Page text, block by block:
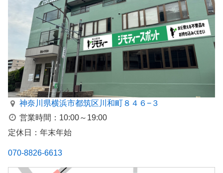
神奈川県横浜市都筑区川和町８４６−３
営業時間：10:00～19:00
定休日：年末年始
070-8826-6613